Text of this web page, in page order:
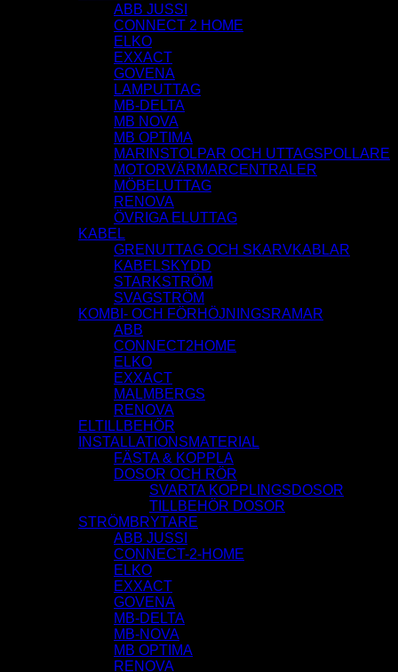
ABB JUSSI
CONNECT 2 HOME
ELKO
EXXACT
GOVENA
LAMPUTTAG
MB-DELTA
MB NOVA
MB OPTIMA
MARINSTOLPAR OCH UTTAGSPOLLARE
MOTORVÄRMARCENTRALER
MÖBELUTTAG
RENOVA
ÖVRIGA ELUTTAG
KABEL
GRENUTTAG OCH SKARVKABLAR
KABELSKYDD
STARKSTRÖM
SVAGSTRÖM
KOMBI- OCH FÖRHÖJNINGSRAMAR
ABB
CONNECT2HOME
ELKO
EXXACT
MALMBERGS
RENOVA
ELTILLBEHÖR
INSTALLATIONSMATERIAL
FÄSTA & KOPPLA
DOSOR OCH RÖR
SVARTA KOPPLINGSDOSOR
TILLBEHÖR DOSOR
STRÖMBRYTARE
ABB JUSSI
CONNECT-2-HOME
ELKO
EXXACT
GOVENA
MB-DELTA
MB-NOVA
MB OPTIMA
RENOVA